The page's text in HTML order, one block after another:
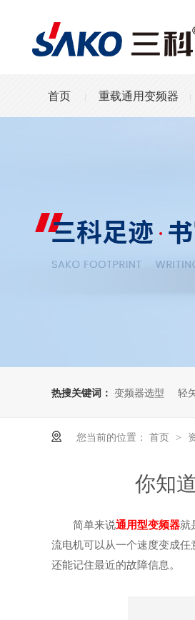
首页 重载通用变频器
热搜关键词： 变频器选型 轻
您当前的位置： 首页 >
你知
简单来说通用型变频器就
流电机可以从一个速度变成任
还能记住最近的故障信息。